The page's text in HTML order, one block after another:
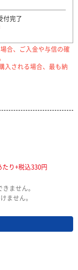
付完了
合、ご入金や与信の確
入される場合、最も納
たり+税込330円
ません。
ません。